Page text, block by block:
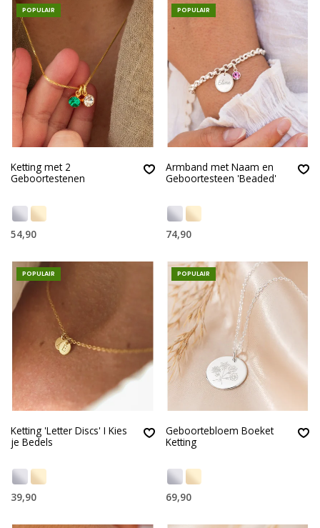
POPULAIR
Ketting met 2
Geboortestenen
54,90
POPULAIR
Armband met Naam en
Geboortesteen 'Beaded'
74,90
POPULAIR
Ketting 'Letter Discs' I Kies
je Bedels
39,90
POPULAIR
Geboortebloem Boeket
Ketting
69,90